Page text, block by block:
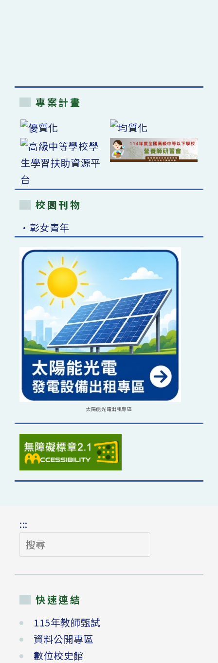
專案計畫
校園刊物
•彰女青年
太陽能光電出租專區
:::
搜
尋
快速連結
115年教師甄試
資料公開專區
數位校史館